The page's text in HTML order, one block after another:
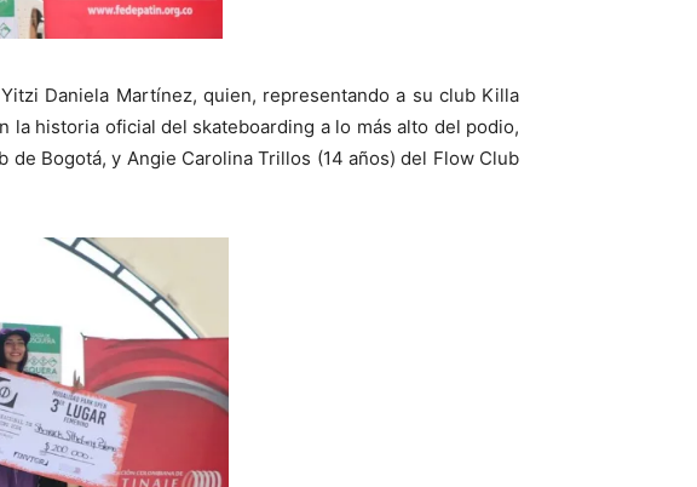
Daniela Martínez, quien, representando a su club Killa
la historia oficial del skateboarding a lo más alto del podio,
de Bogotá, y Angie Carolina Trillos (14 años) del Flow Club